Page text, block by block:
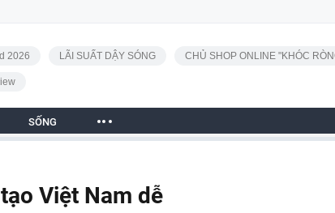
2026 LÃI SUẤT DẬY SÓNG CHỦ SHOP ONLINE "KHÓC
SỐNG
Việt Nam dễ